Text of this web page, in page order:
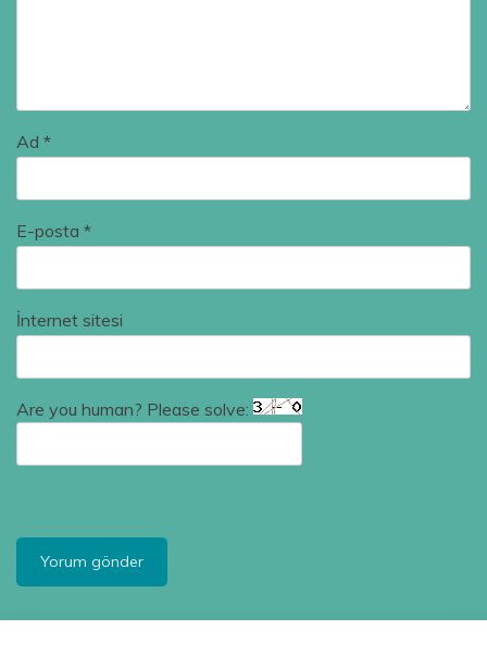
Ad *
E-posta *
İnternet sitesi
Are you human? Please solve: